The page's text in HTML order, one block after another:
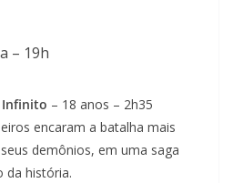
– 19h
Infinito – 18 anos – 2h35
encaram a batalha mais
demônios, em uma saga
da história.